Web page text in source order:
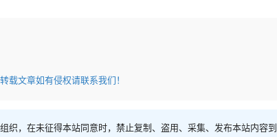
载文章如有侵权请联系我们！
，在未征得本站同意时，禁止复制、盗用、采集、发布本站内容